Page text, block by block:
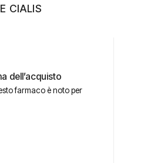
CIALIS
dell’acquisto
farmaco è noto per